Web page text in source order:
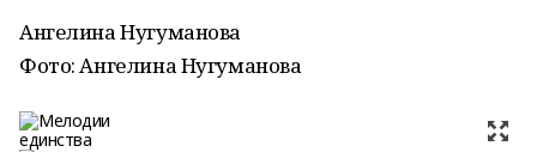
Ангелина Нугуманова
Фото: Ангелина Нугуманова